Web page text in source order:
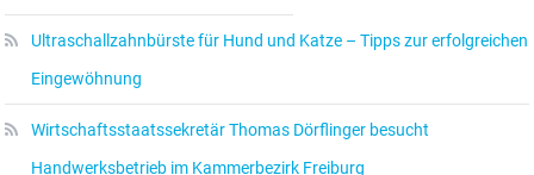
Ultraschallzahnbürste für Hund und Katze – Tipps zur erfolgreichen
Eingewöhnung
Wirtschaftsstaatssekretär Thomas Dörflinger besucht
Handwerksbetrieb im Kammerbezirk Freiburg